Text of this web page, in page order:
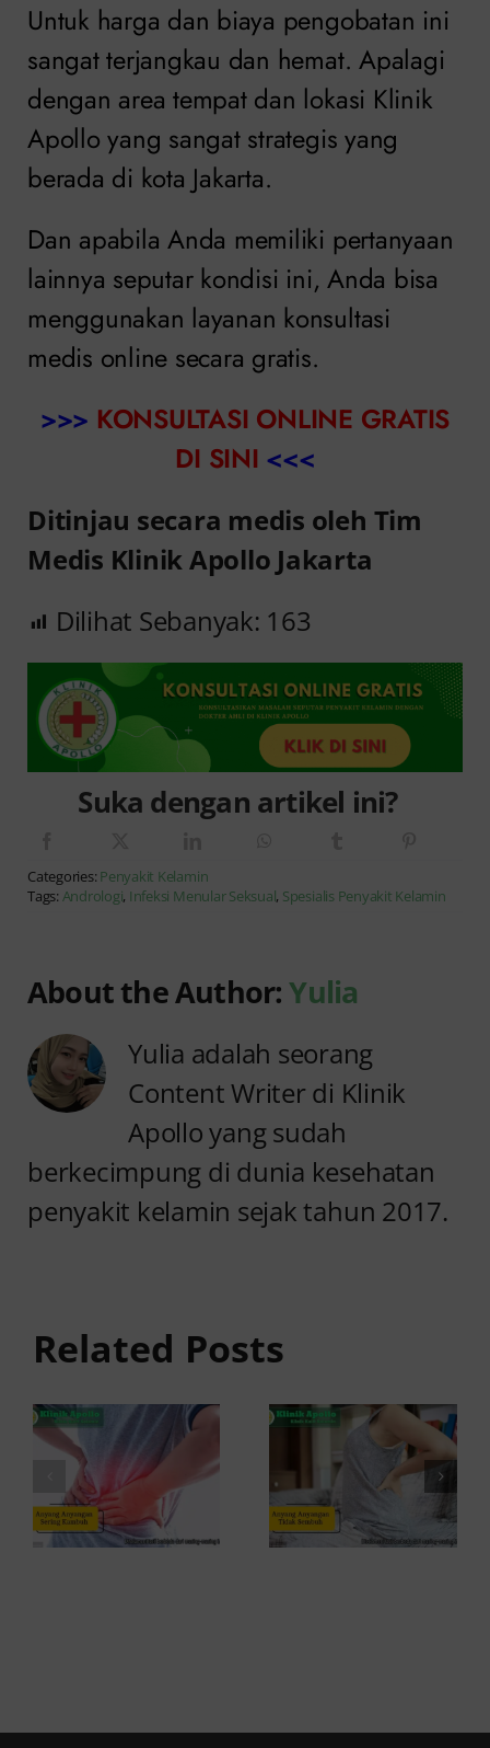
Untuk harga dan biaya pengobatan ini
sangat terjangkau dan hemat. Apalagi
dengan area tempat dan lokasi Klinik
Apollo yang sangat strategis yang
berada di kota Jakarta.
Dan apabila Anda memiliki pertanyaan
lainnya seputar kondisi ini, Anda bisa
menggunakan layanan konsultasi
medis online secara gratis.
>>> KONSULTASI ONLINE GRATIS
DI SINI <<<
Ditinjau secara medis oleh Tim
Medis Klinik Apollo Jakarta
Dilihat Sebanyak: 163
Suka dengan artikel ini?
Categories: Penyakit Kelamin
Tags: Andrologi, Infeksi Menular Seksual, Spesialis Penyakit Kelamin
About the Author:Yulia
Yulia adalah seorang
Content Writer di Klinik
Apollo yang sudah
berkecimpung di dunia kesehatan
penyakit kelamin sejak tahun 2017.
Related Posts
Penyebab
Sering
Kambuh
dan Cara
Atasinya
Anyang
Penyebab
dan
Solusinya